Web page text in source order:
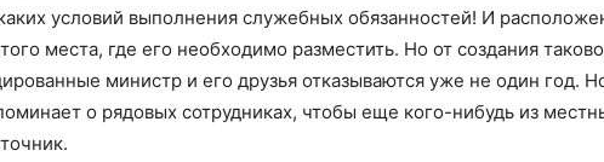
условий выполнения служебных обязанностей! И
места, где его необходимо разместить. Но от создания
министр и его друзья отказываются уже не один год.
о рядовых сотрудниках, чтобы еще кого-нибудь из